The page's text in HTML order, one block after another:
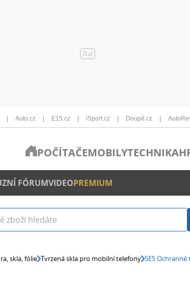
Auto.cz E15.cz iSport.cz Doupě.cz
POČÍTAČEMOBILYTECHNIKA
FÓRUMVIDEOPREMIUM
skla, fólie Tvrzená skla pro mobilní telefony SES